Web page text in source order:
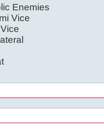
Enemies
Vice